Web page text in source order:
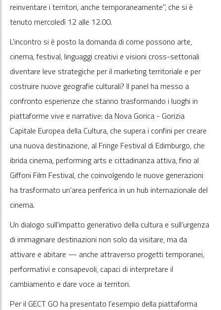
reinventare i territori, anche temporaneamente", che si è
tenuto mercoledì 12 alle 12.00.
L'incontro si è posto la domanda di come possono arte,
cinema, festival, linguaggi creativi e visioni cross-settoriali
diventare leve strategiche per il marketing territoriale e per
costruire nuove geografie culturali? Il panel ha messo a
confronto esperienze che stanno trasformando i luoghi in
piattaforme vive e narrative: da Nova Gorica - Gorizia
Capitale Europea della Cultura, che supera i confini per creare
una nuova destinazione, al Fringe Festival di Edimburgo, che
ibrida cinema, performing arts e cittadinanza attiva, fino al
Giffoni Film Festival, che coinvolgendo le nuove generazioni
ha trasformato un’area periferica in un hub internazionale del
cinema.
Un dialogo sull’impatto generativo della cultura e sull’urgenza
di immaginare destinazioni non solo da visitare, ma da
attivare e abitare — anche attraverso progetti temporanei,
performativi e consapevoli, capaci di interpretare il
cambiamento e dare voce ai territori.
Per il GECT GO ha presentato l'esempio della piattaforma